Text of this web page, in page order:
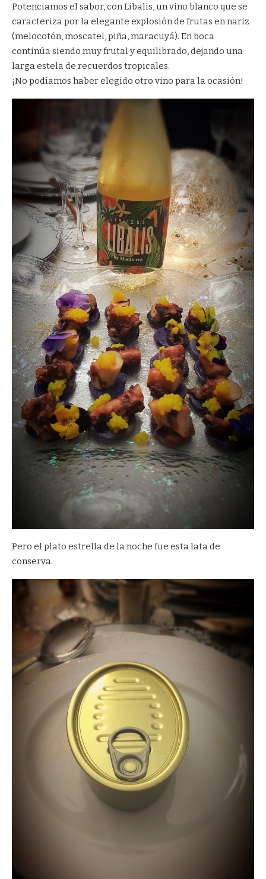
Potenciamos el sabor, con Libalis, un vino blanco que se
caracteriza por la elegante explosión de frutas en nariz
(melocotón, moscatel, piña, maracuyá). En boca
continúa siendo muy frutal y equilibrado, dejando una
larga estela de recuerdos tropicales.
¡No podíamos haber elegido otro vino para la ocasión!
Pero el plato estrella de la noche fue esta lata de
conserva.